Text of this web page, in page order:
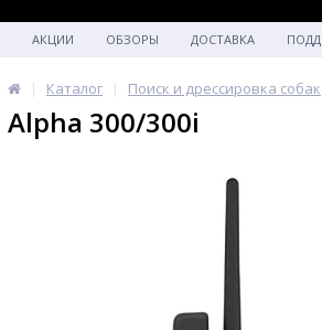
АКЦИИ ОБЗОРЫ ДОСТАВКА
Каталог Поиск и дрессировка собак
Alpha 300/300i